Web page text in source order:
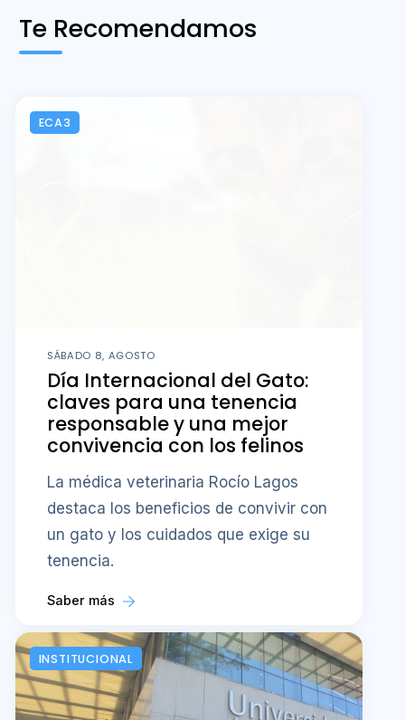
Te Recomendamos
ECA3
SÁBADO 8, AGOSTO
Día Internacional del Gato:
claves para una tenencia
responsable y una mejor
convivencia con los felinos
La médica veterinaria Rocío Lagos
destaca los beneficios de convivir con
un gato y los cuidados que exige su
tenencia.
Saber más
INSTITUCIONAL